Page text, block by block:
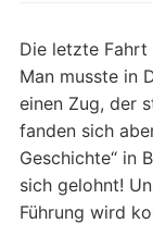
Die letzte Fahrt
Man musste in
einen Zug, der
fanden sich
Geschichte“ in
sich gelohnt!
Führung wird